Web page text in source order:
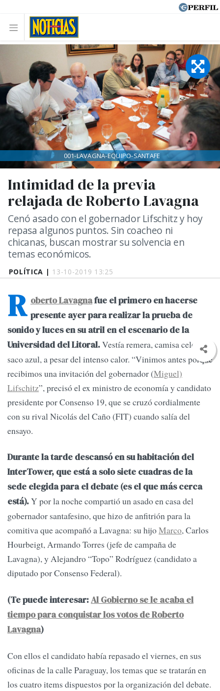
POLÍTICA | 13-10-2019 13:25
Intimidad de la previa
relajada de Roberto Lavagna
Cenó asado con el gobernador Lifschitz y hoy
repasa algunos puntos. Sin coacheo ni
chicanas, buscan mostrar su solvencia en
temas económicos.
001-LAVAGNA-EQUIPO-SANTAFE
R oberto Lavagnafue el primero en hacerse
presente ayer para realizar la prueba de
sonido y luces en su atril en el escenario de la
Universidad del Litoral.Vestía remera, camisa celeste y
saco azul, a pesar del intenso calor. “Vinimos antes porque
recibimos una invitación del gobernador (Miguel)
Lifschitz”, precisó el ex ministro de economía y candidato
presidente por Consenso 19, que se cruzó cordialmente
con su rival Nicolás del Caño (FIT) cuando salía del
ensayo.
Durante la tarde descansó en su habitación del
InterTower, que está a solo siete cuadras de la
sede elegida para el debate (es el que más cerca
está).Y por la noche compartió un asado en casa del
gobernador santafesino, que hizo de anfitrión para la
comitiva que acompañó a Lavagna: su hijoMarco, Carlos
Hourbeigt, Armando Torres (jefe de campaña de
Lavagna), y Alejandro “Topo” Rodríguez (candidato a
diputado por Consenso Federal).
(Te puede interesar:Al Gobierno se le acaba el
tiempo para conquistar los votos de Roberto
Lavagna)
Con ellos el candidato había repasado el viernes, en sus
oficinas de la calle Paraguay, los temas que se tratarán en
los cuatro items dispuestos por la organización del debate.